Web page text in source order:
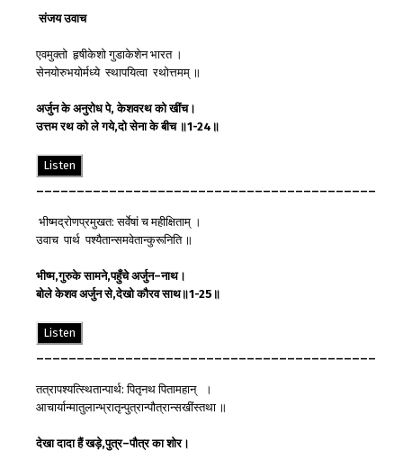
संजय उवाच
एवमुक्तो हृषीकेशो गुडाकेशेन भारत ।
सेनयोरुभयोर्मध्ये स्थापयित्वा रथोत्तमम् ॥
अर्जुनकेअनुरोधपे,केशवरथ कोखींच।
उत्तमरथको ले गये,दो सेनाकेबीच ॥1-24 ॥
Listen
भीष्मद्रोणप्रमुखत: सर्वेषां च महीक्षिताम् ।
उवाच पार्थ पश्यैतान्समवेतान्कुरूनिति ॥
भीष्म,गुरुके सामने,पहुँचेअर्जुन–नाथ।
बोलेकेशवअर्जुनसे,देखोकौरवसाथ॥1-25 ॥
Listen
तत्रापश्यत्स्थितान्पार्थ: पितृनथ पितामहान् ।
आचार्यान्मातुलान्भ्रातृन्पुत्रान्पौत्रान्सखींस्तथा ॥
देखादादाहैंखड़े,पुत्र–पौत्रकाशोर।